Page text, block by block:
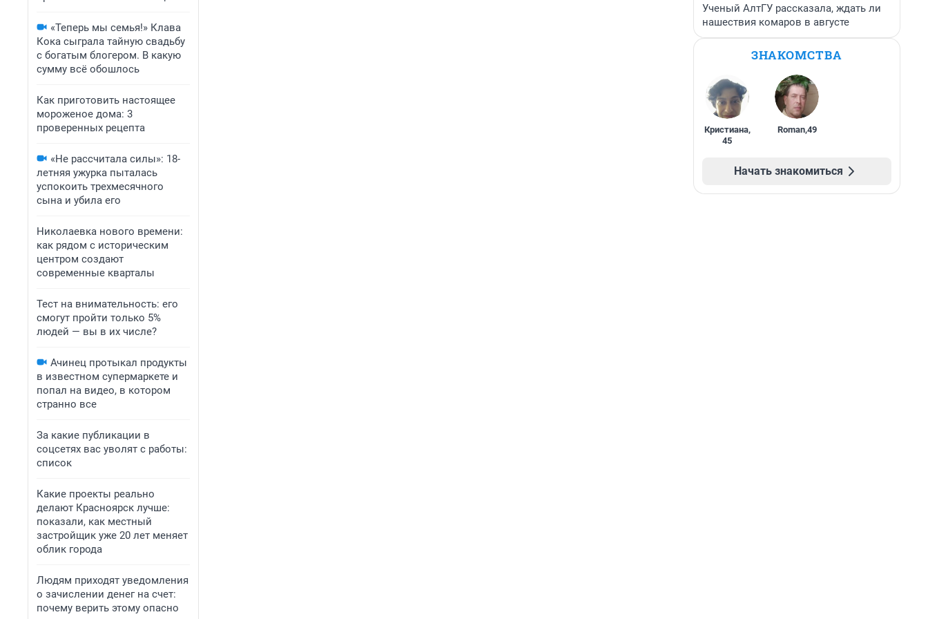
«Теперь мы семья!» Клава
Кока сыграла тайную свадьбу
с богатым блогером. В какую
сумму всё обошлось
Как приготовить настоящее
мороженое дома: 3
проверенных рецепта
«Не рассчитала силы»: 18-
летняя ужурка пыталась
успокоить трехмесячного
сына и убила его
Николаевка нового времени:
как рядом с историческим
центром создают
современные кварталы
Тест на внимательность: его
смогут пройти только 5%
людей — вы в их числе?
Ачинец протыкал продукты
в известном супермаркете и
попал на видео, в котором
странно все
За какие публикации в
соцсетях вас уволят с работы:
список
Какие проекты реально
делают Красноярск лучше:
показали, как местный
застройщик уже 20 лет меняет
облик города
Людям приходят уведомления
о зачислении денег на счет:
почему верить этому опасно
Ученый АлтГУ рассказала, ждать ли
нашествия комаров в августе
ЗНАКОМСТВА
Кристиана,
45
Roman,49
Начать знакомиться